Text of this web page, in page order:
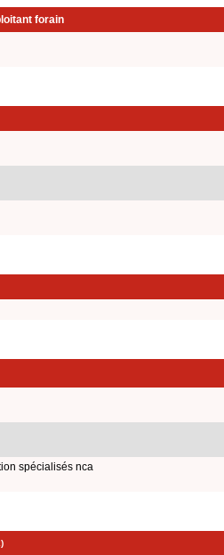
forain
spécialisés nca